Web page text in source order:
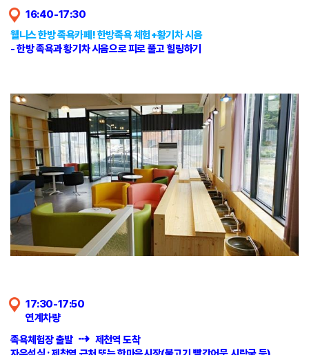
16:40-17:30
웰니스 한방 족욕카페! 한방족욕 체험+황기차 시음
- 한방 족욕과 황기차 시음으로 피로 풀고 힐링하기
17:30-17:50
연계차량
족욕체험장 출발 ⇢ 제천역 도착